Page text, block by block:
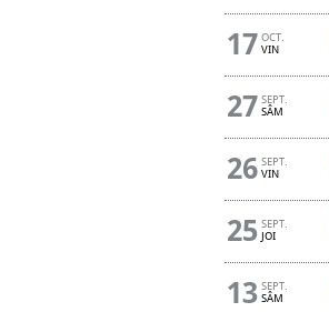
17 OCT.
VIN
27 SEPT.
SÂM
26 SEPT.
VIN
25 SEPT.
JOI
13 SEPT.
SÂM